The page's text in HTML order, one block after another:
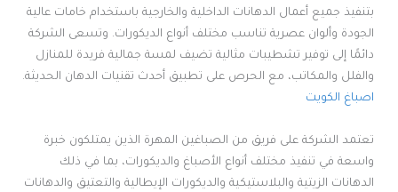
بتنفيذ جميع أعمال الدهانات الداخلية والخارجية باستخدام خامات عالية
الجودة وألوان عصرية تناسب مختلف أنواع الديكورات. وتسعى الشركة
دائمًا إلى توفير تشطيبات مثالية تضيف لمسة جمالية فريدة للمنازل
والفلل والمكاتب، مع الحرص على تطبيق أحدث تقنيات الدهان الحديثة.
اصباغ الكويت
تعتمد الشركة على فريق من الصباغين المهرة الذين يمتلكون خبرة
واسعة في تنفيذ مختلف أنواع الأصباغ والديكورات، بما في ذلك
الدهانات الزيتية والبلاستيكية والديكورات الإيطالية والتعتيق والدهانات